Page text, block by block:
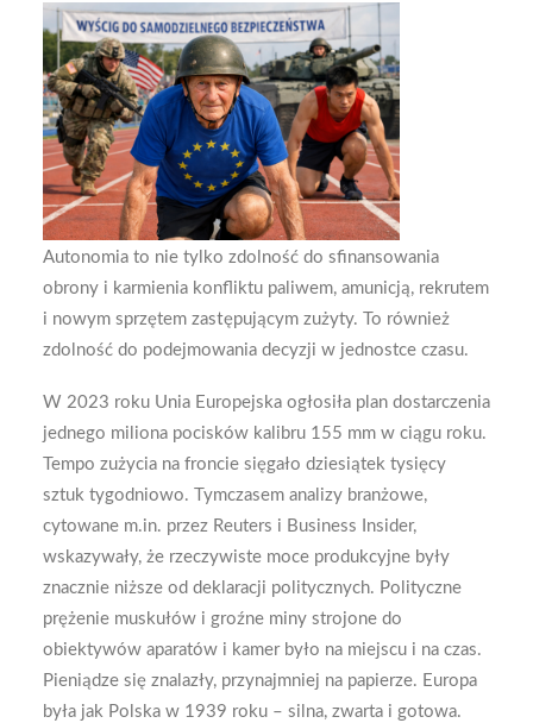
Autonomia to nie tylko zdolność do sfinansowania
obrony i karmienia konfliktu paliwem, amunicją, rekrutem
i nowym sprzętem zastępującym zużyty. To również
zdolność do podejmowania decyzji w jednostce czasu.
W 2023 roku Unia Europejska ogłosiła plan dostarczenia
jednego miliona pocisków kalibru 155 mm w ciągu roku.
Tempo zużycia na froncie sięgało dziesiątek tysięcy
sztuk tygodniowo. Tymczasem analizy branżowe,
cytowane m.in. przez Reuters i Business Insider,
wskazywały, że rzeczywiste moce produkcyjne były
znacznie niższe od deklaracji politycznych. Polityczne
prężenie muskułów i groźne miny strojone do
obiektywów aparatów i kamer było na miejscu i na czas.
Pieniądze się znalazły, przynajmniej na papierze. Europa
była jak Polska w 1939 roku – silna, zwarta i gotowa.